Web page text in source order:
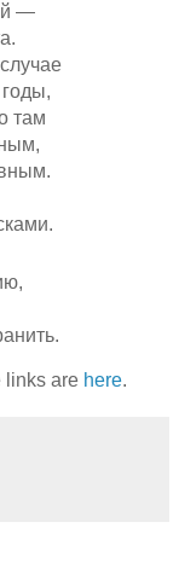
—
там
links are here.